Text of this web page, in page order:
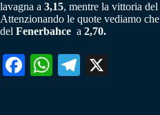
lavagna a 3,15, mentre la vittoria del
Attenzionando le quote vediamo che
del Fenerbahce a 2,70.
Fa W
Te